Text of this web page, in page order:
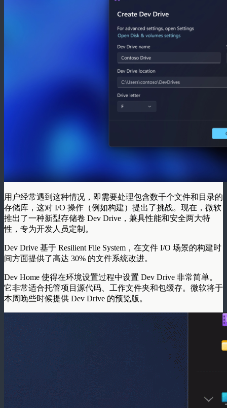
用户经常遇到这种情况，即需要处理包含数千个文件和目录的
存储库，这对 I/O 操作（例如构建）提出了挑战。现在，微软
推出了一种新型存储卷 Dev Drive，兼具性能和安全两大特
性，专为开发人员定制。
Dev Drive 基于 Resilient File System，在文件 I/O 场景的构建时
间方面提供了高达 30% 的文件系统改进。
Dev Home 使得在环境设置过程中设置 Dev Drive 非常简单。
它非常适合托管项目源代码、工作文件夹和包缓存。微软将于
本周晚些时候提供 Dev Drive 的预览版。